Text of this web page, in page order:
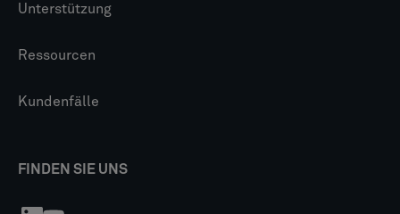
Unterstützung
Ressourcen
Kundenfälle
FINDEN SIE UNS